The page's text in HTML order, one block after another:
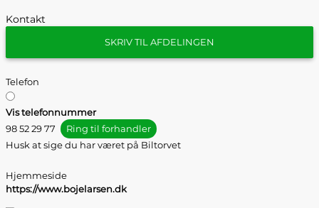
Kontakt
SKRIV TIL AFDELINGEN
Telefon
Vis telefonnummer
98 52 29 77
Ring til forhandler
Husk at sige du har været på Biltorvet
Hjemmeside
https://www.bojelarsen.dk